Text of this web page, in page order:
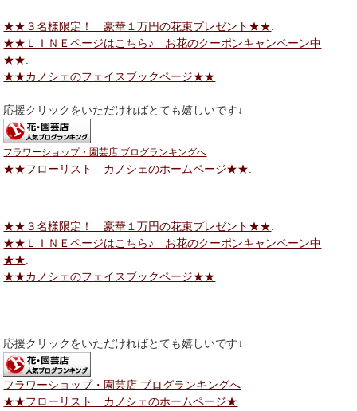
★★３名様限定！ 豪華１万円の花束プレゼント★★
★★ＬＩＮＥページはこちら♪ お花のクーポンキャンペーン中
★★
★★カノシェのフェイスブックページ★★
応援クリックをいただければとても嬉しいです↓
フラワーショップ・園芸店 ブログランキングへ
★★フローリスト カノシェのホームページ★★
★★３名様限定！ 豪華１万円の花束プレゼント★★
★★ＬＩＮＥページはこちら♪ お花のクーポンキャンペーン中
★★
★★カノシェのフェイスブックページ★★
応援クリックをいただければとても嬉しいです↓
フラワーショップ・園芸店 ブログランキングへ
★★フローリスト カノシェのホームページ★